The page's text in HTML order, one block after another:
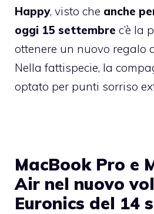
Happy, visto che anche
oggi 15 settembre c’è la
ottenere un nuovo regalo
Nella fattispecie, la
optato per punti sorriso
MacBook Pro e
Air nel nuovo
Euronics del 14